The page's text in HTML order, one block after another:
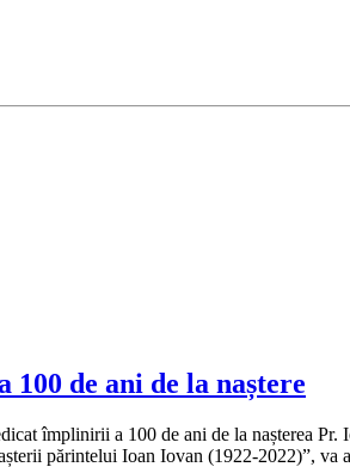
de ani de la naștere
împlinirii a 100 de ani de la nașterea Pr.
părintelui Ioan Iovan (1922-2022)”,